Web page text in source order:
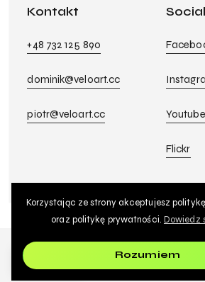
Kwota:
zobacz koszyk
Kontakt
+48 732 125 890
dominik@veloart.cc
piotr@veloart.cc Youtube
Flickr
© 2026 Veloart. | Realizacja strony:
prywatności i plików
Korzystając ze strony akceptujesz
oraz politykę prywatności. Dowiedz
Rozumiem